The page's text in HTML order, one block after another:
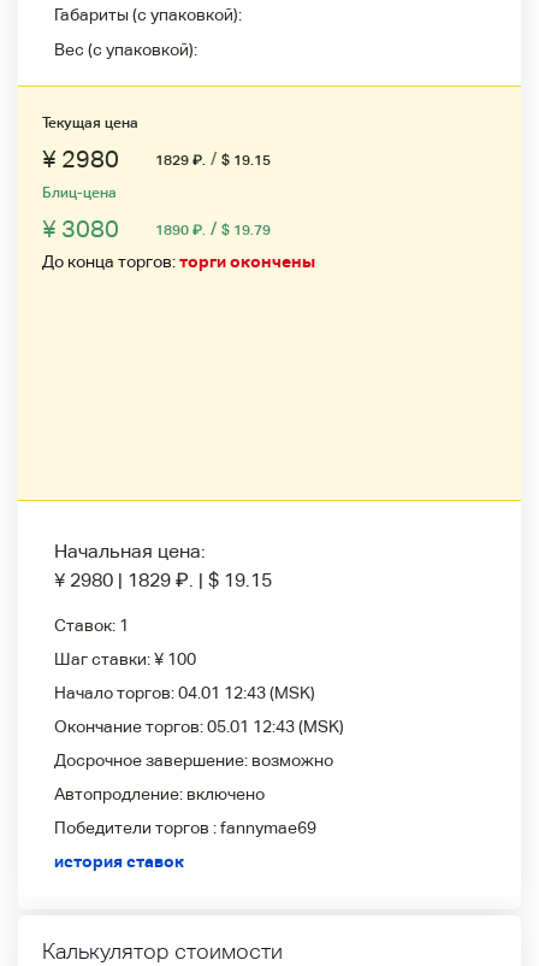
Габариты (с упаковкой):
Вес (с упаковкой):
Текущая цена
¥ 2980 1829 ₽. / $ 19.15
Блиц-цена
¥ 3080 1890 ₽. / $ 19.79
До конца торгов:торги окончены
Начальная цена:
¥ 2980 | 1829 ₽. | $ 19.15
Ставок: 1
Шаг ставки:¥ 100
Начало торгов:04.01 12:43(MSK)
Окончание торгов:05.01 12:43(MSK)
Досрочное завершение: возможно
Автопродление: включено
Победители
торгов :fannymae69
история ставок
Калькулятор стоимости